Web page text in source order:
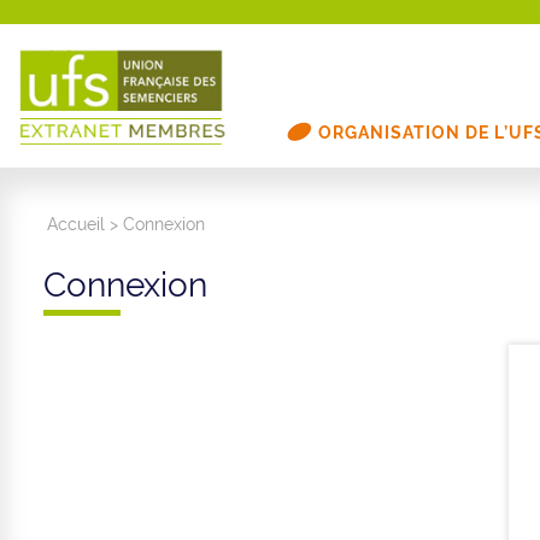
ORGANISATION DE
Accueil >Connexion
Connexion